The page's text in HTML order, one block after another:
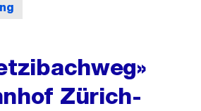
Zürich-